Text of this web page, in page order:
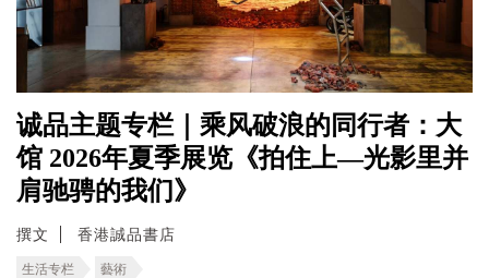
诚品主题专栏｜乘风破浪的同行者：大
馆 2026年夏季展览《拍住上—光影里并
肩驰骋的我们》
撰文 香港誠品書店
生活专栏 藝術